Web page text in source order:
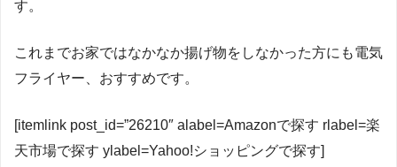
す。
これまでお家ではなかなか揚げ物をしなかった方にも電気
フライヤー、おすすめです。
[itemlink post_id=”26210″ alabel=Amazonで探す rlabel=楽
天市場で探す ylabel=Yahoo!ショッピングで探す]